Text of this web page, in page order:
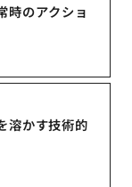
時のアクショ
溶かす技術的